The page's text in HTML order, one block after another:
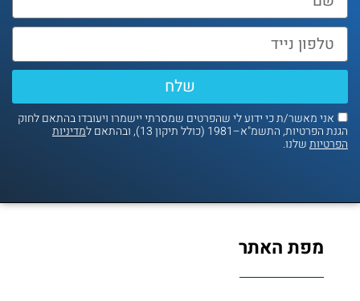
אני מאשר/ת כי ידוע לי שהפרטים שמסרתי יישמרו ויעובדו בהתאם לחוק
הגנת הפרטיות, התשמ"א–1981 (כולל תיקון 13), ובהתאם ל מדיניות
הפרטיותשלנו.
שלח
מפת האתר